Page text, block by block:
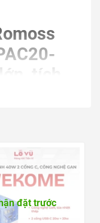
tích
Type-
đặt trước